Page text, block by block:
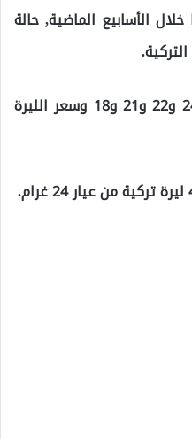
الأسابيع الماضية, حالة
سعر غرام في تركيا من عيار 24 و22 و21 و18 وسعر الليرة